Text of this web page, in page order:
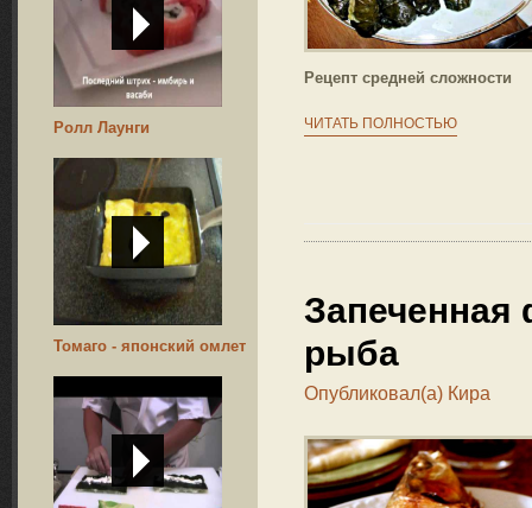
Ролл Лаунги
Томаго - японский омлет
Рецепт средней сложности
ЧИТАТЬ ПОЛНОСТЬЮ
рыба
Опубликовал(а) Кира